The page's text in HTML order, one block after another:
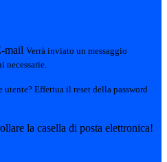
mail Verrà inviato un messaggio
necessarie.
utente? Effettua il reset della password
la casella di posta elettronica!